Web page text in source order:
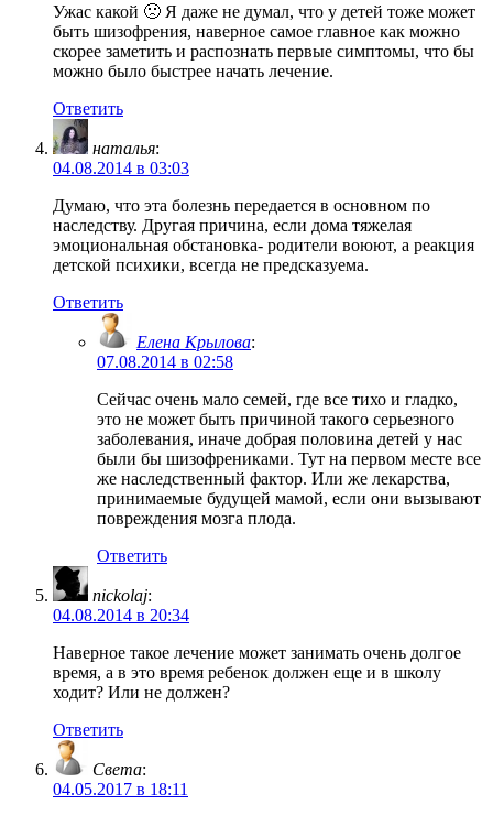
Ужас какой 🙁 Я даже не думал, что у детей тоже может
быть шизофрения, наверное самое главное как можно
скорее заметить и распознать первые симптомы, что бы
можно было быстрее начать лечение.
Ответить
наталья:
04.08.2014 в 03:03
Думаю, что эта болезнь передается в основном по
наследству. Другая причина, если дома тяжелая
эмоциональная обстановка- родители воюют, а реакция
детской психики, всегда не предсказуема.
Ответить
Елена Крылова:
07.08.2014 в 02:58
Сейчас очень мало семей, где все тихо и гладко,
это не может быть причиной такого серьезного
заболевания, иначе добрая половина детей у нас
были бы шизофрениками. Тут на первом месте все
же наследственный фактор. Или же лекарства,
принимаемые будущей мамой, если они вызывают
повреждения мозга плода.
Ответить
nickolaj:
04.08.2014 в 20:34
Наверное такое лечение может занимать очень долгое
время, а в это время ребенок должен еще и в школу
ходит? Или не должен?
Ответить
Света:
04.05.2017 в 18:11